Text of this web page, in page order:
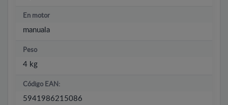
En motor
manuala
Peso
4 kg
Código EAN:
5941986215086